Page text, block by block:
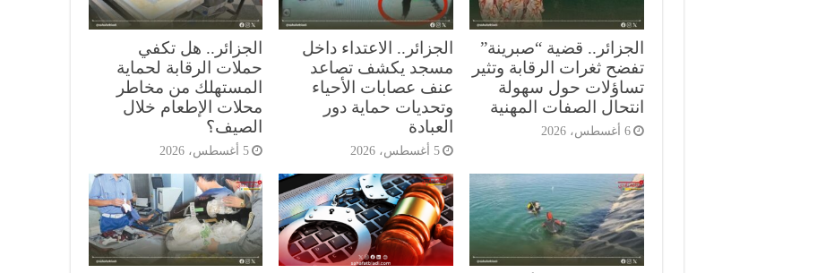
الجزائر.. قضية “صبرينة”
تفضح ثغرات الرقابة وتثير
تساؤلات حول سهولة
انتحال الصفات المهنية
6 أغسطس، 2026
الجزائر.. الاعتداء داخل
مسجد يكشف تصاعد
عنف عصابات الأحياء
وتحديات حماية دور
العبادة
5 أغسطس، 2026
الجزائر.. هل تكفي
حملات الرقابة لحماية
المستهلك من مخاطر
محلات الإطعام خلال
الصيف؟
5 أغسطس، 2026